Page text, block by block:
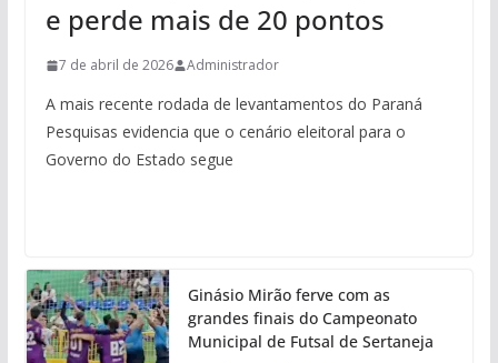
e perde mais de 20 pontos
7 de abril de 2026 Administrador
A mais recente rodada de levantamentos do Paraná
Pesquisas evidencia que o cenário eleitoral para o
Governo do Estado segue
Ginásio Mirão ferve com as
grandes finais do Campeonato
Municipal de Futsal de Sertaneja